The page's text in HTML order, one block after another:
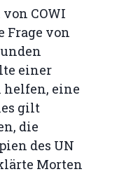
COWI
Frage von
einer
helfen, eine
gilt
die
des UN
Morten